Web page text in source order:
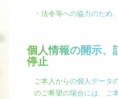
・法令等への協力のため
個人情報の開示、
停止
ご本人からの個人データ
のご希望の場合には、ご